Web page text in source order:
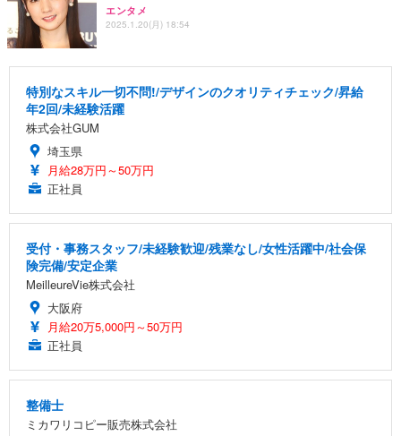
エンタメ
2025.1.20(月) 18:54
特別なスキル一切不問!/デザインのクオリティチェック/昇給
年2回/未経験活躍
株式会社GUM
埼玉県
月給28万円～50万円
正社員
受付・事務スタッフ/未経験歓迎/残業なし/女性活躍中/社会保
険完備/安定企業
MeilleureVie株式会社
大阪府
月給20万5,000円～50万円
正社員
整備士
ミカワリコピー販売株式会社